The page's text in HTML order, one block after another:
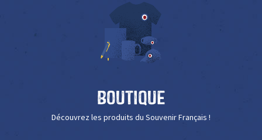
Boutique
Découvrez les produits du Souvenir Français !